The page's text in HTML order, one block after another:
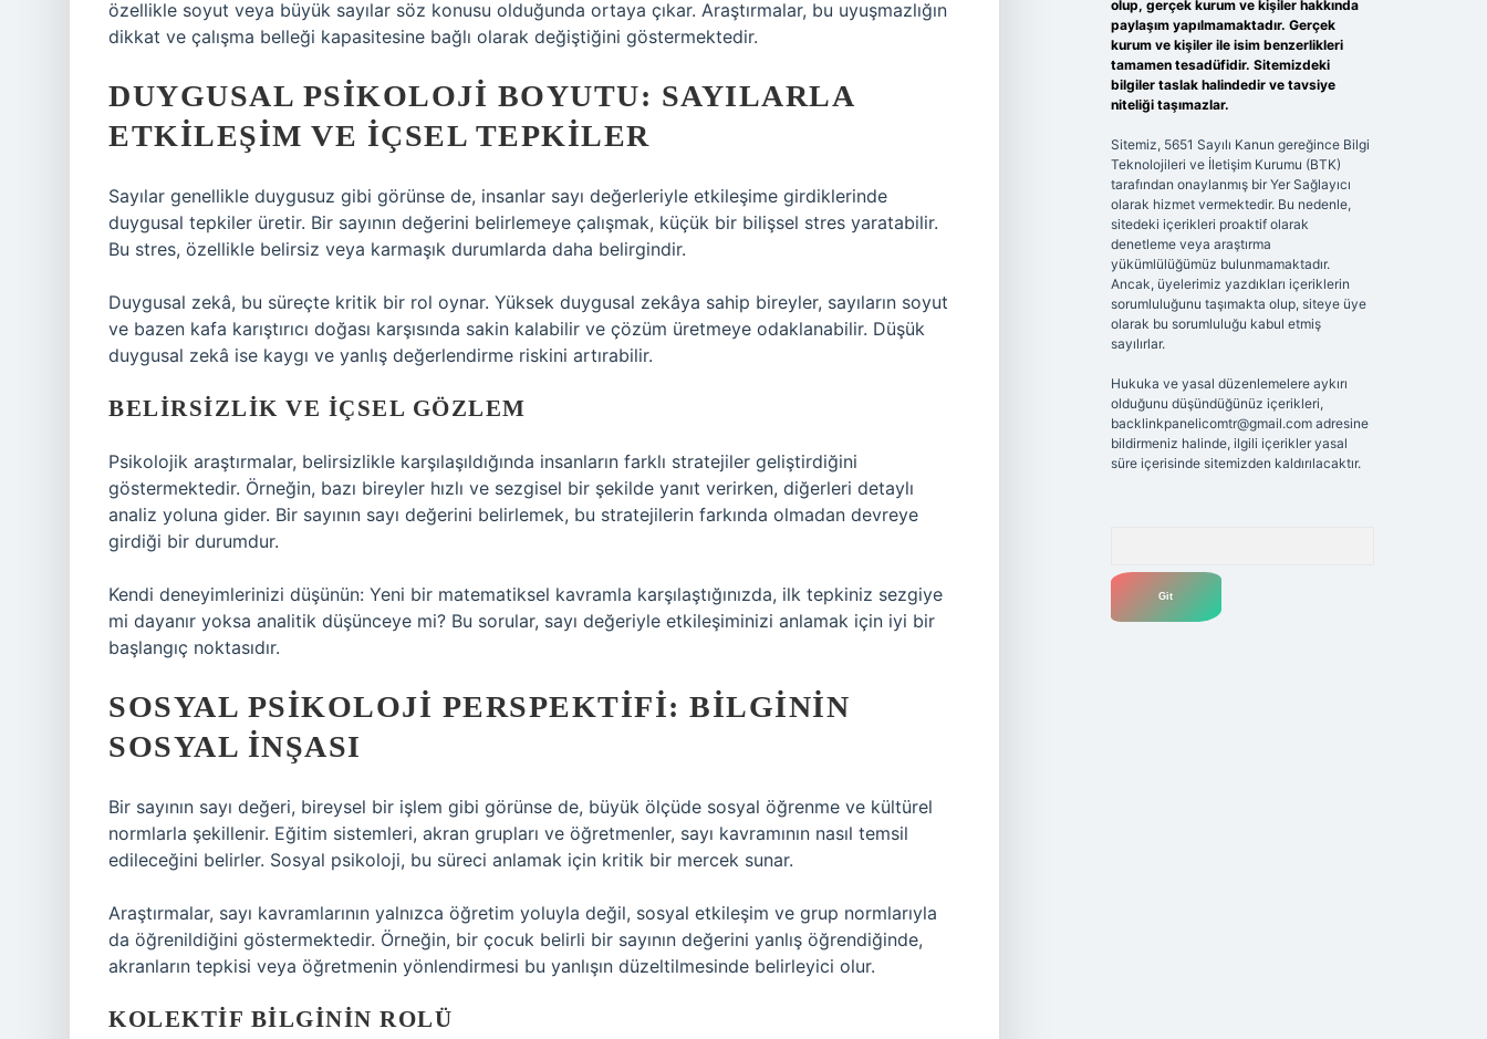
özellikle soyut veya büyük sayılar söz konusu olduğunda ortaya çıkar. Araştırmalar, bu uyuşmazlığın
dikkat ve çalışma belleği kapasitesine bağlı olarak değiştiğini göstermektedir.
DUYGUSAL PSIKOLOJI BOYUTU: SAYILARLA
ETKILEŞIM VE İÇSEL TEPKILER
Sayılar genellikle duygusuz gibi görünse de, insanlar sayı değerleriyle etkileşime girdiklerinde
duygusal tepkiler üretir. Bir sayının değerini belirlemeye çalışmak, küçük bir bilişsel stres yaratabilir.
Bu stres, özellikle belirsiz veya karmaşık durumlarda daha belirgindir.
Duygusal zekâ, bu süreçte kritik bir rol oynar. Yüksek duygusal zekâya sahip bireyler, sayıların soyut
ve bazen kafa karıştırıcı doğası karşısında sakin kalabilir ve çözüm üretmeye odaklanabilir. Düşük
duygusal zekâ ise kaygı ve yanlış değerlendirme riskini artırabilir.
BELIRSIZLIK VE İÇSEL GÖZLEM
Psikolojik araştırmalar, belirsizlikle karşılaşıldığında insanların farklı stratejiler geliştirdiğini
göstermektedir. Örneğin, bazı bireyler hızlı ve sezgisel bir şekilde yanıt verirken, diğerleri detaylı
analiz yoluna gider. Bir sayının sayı değerini belirlemek, bu stratejilerin farkında olmadan devreye
girdiği bir durumdur.
Kendi deneyimlerinizi düşünün: Yeni bir matematiksel kavramla karşılaştığınızda, ilk tepkiniz sezgiye
mi dayanır yoksa analitik düşünceye mi? Bu sorular, sayı değeriyle etkileşiminizi anlamak için iyi bir
başlangıç noktasıdır.
SOSYAL PSIKOLOJI PERSPEKTIFI: BILGININ
SOSYAL İNŞASI
Bir sayının sayı değeri, bireysel bir işlem gibi görünse de, büyük ölçüde sosyal öğrenme ve kültürel
normlarla şekillenir. Eğitim sistemleri, akran grupları ve öğretmenler, sayı kavramının nasıl temsil
edileceğini belirler. Sosyal psikoloji, bu süreci anlamak için kritik bir mercek sunar.
Araştırmalar, sayı kavramlarının yalnızca öğretim yoluyla değil, sosyal etkileşim ve grup normlarıyla
da öğrenildiğini göstermektedir. Örneğin, bir çocuk belirli bir sayının değerini yanlış öğrendiğinde,
akranların tepkisi veya öğretmenin yönlendirmesi bu yanlışın düzeltilmesinde belirleyici olur.
KOLEKTIF BILGININ ROLÜ
olup, gerçek kurum ve kişiler hakkında
paylaşım yapılmamaktadır. Gerçek
kurum ve kişiler ile isim benzerlikleri
tamamen tesadüfidir. Sitemizdeki
bilgiler taslak halindedir ve tavsiye
niteliği taşımazlar.
Sitemiz, 5651 Sayılı Kanun gereğince Bilgi
Teknolojileri ve İletişim Kurumu (BTK)
tarafından onaylanmış bir Yer Sağlayıcı
olarak hizmet vermektedir. Bu nedenle,
sitedeki içerikleri proaktif olarak
denetleme veya araştırma
yükümlülüğümüz bulunmamaktadır.
Ancak, üyelerimiz yazdıkları içeriklerin
sorumluluğunu taşımakta olup, siteye üye
olarak bu sorumluluğu kabul etmiş
sayılırlar.
Hukuka ve yasal düzenlemelere aykırı
olduğunu düşündüğünüz içerikleri,
backlinkpanelicomtr@gmail.comadresine
bildirmeniz halinde, ilgili içerikler yasal
süre içerisinde sitemizden kaldırılacaktır.